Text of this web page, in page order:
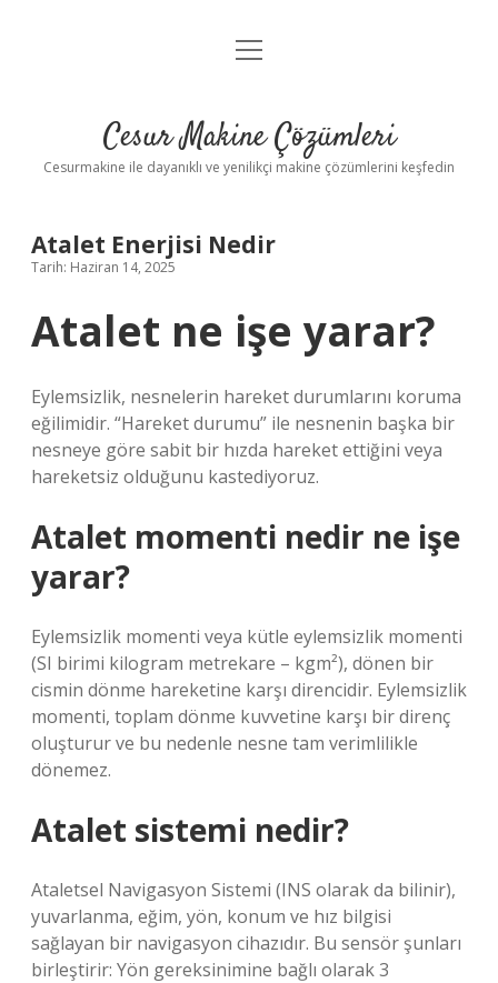
Anasayfa
Yasal Uyarı
menüyü
Cesur Makine Çözümleri
Cesurmakine ile dayanıklı ve yenilikçi makine çözümlerini keşfedin
Atalet Enerjisi Nedir
Tarih: Haziran 14, 2025
Atalet ne işe yarar?
Eylemsizlik, nesnelerin hareket durumlarını koruma
eğilimidir. “Hareket durumu” ile nesnenin başka bir
nesneye göre sabit bir hızda hareket ettiğini veya
hareketsiz olduğunu kastediyoruz.
Atalet momenti nedir ne işe
yarar?
Eylemsizlik momenti veya kütle eylemsizlik momenti
(SI birimi kilogram metrekare – kgm²), dönen bir
cismin dönme hareketine karşı direncidir. Eylemsizlik
momenti, toplam dönme kuvvetine karşı bir direnç
oluşturur ve bu nedenle nesne tam verimlilikle
dönemez.
Atalet sistemi nedir?
Ataletsel Navigasyon Sistemi (INS olarak da bilinir),
yuvarlanma, eğim, yön, konum ve hız bilgisi
sağlayan bir navigasyon cihazıdır. Bu sensör şunları
birleştirir: Yön gereksinimine bağlı olarak 3